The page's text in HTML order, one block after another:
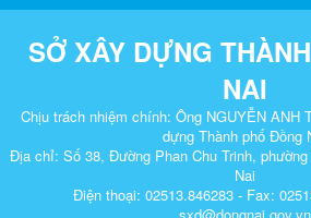
SỞ XÂY DỰNG
NAI
Chịu trách nhiệm chính: Ông NGUYỄN ANH
dựng Thành phố Đồng
Địa chỉ: Số 38, Đường Phan Chu Trinh,
Nai
Điện thoại: 02513.846283 - Fax: